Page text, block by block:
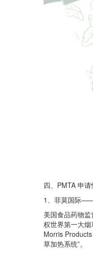
四、PMTA 申
1、菲莫国际
美国食品药物
权世界第一大
Morris
草加热系统”。